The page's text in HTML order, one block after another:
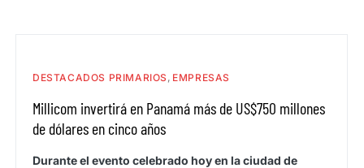
DESTACADOS PRIMARIOS EMPRESAS
Millicom invertirá en Panamá más de US$750 millones
de dólares en cinco años
Durante el evento celebrado hoy en la ciudad de